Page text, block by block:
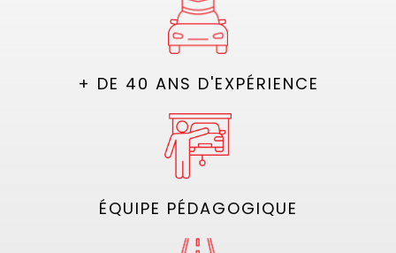
+ DE 40 ANS D'EXPÉRIENCE
ÉQUIPE PÉDAGOGIQUE